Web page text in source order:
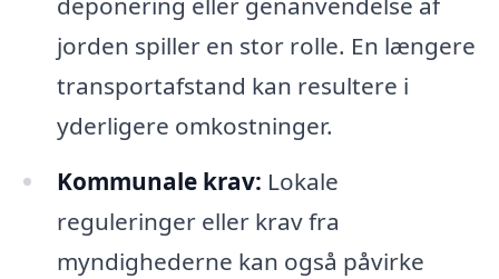
jorden spiller en stor rolle. En længere
transportafstand kan resultere i
yderligere omkostninger.
Kommunale krav: Lokale
reguleringer eller krav fra
myndighederne kan også påvirke